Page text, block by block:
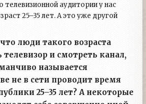
телевизионной аудитории у нас
25–35 лет. А это уже другой
люди такого возраста
и смотреть канал,
называется
не в сети проводит время
25–35 лет? А некоторые